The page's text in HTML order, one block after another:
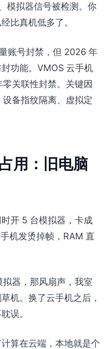
模拟器信号被检测。你
比真机低多了。
账号封禁，但 2026 年
功能。VMOS 云手机
关联性封禁。关键因
备指纹隔离、虚拟定
用：旧电脑
开 5 台模拟器，卡成
机发烫掉帧，RAM 直
器，那风扇声，我室
机。换了云手机之后，
误。
算在云端，本地就是个